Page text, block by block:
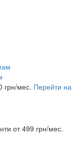
грн/мес. Перейти на
от 499 грн/мес.